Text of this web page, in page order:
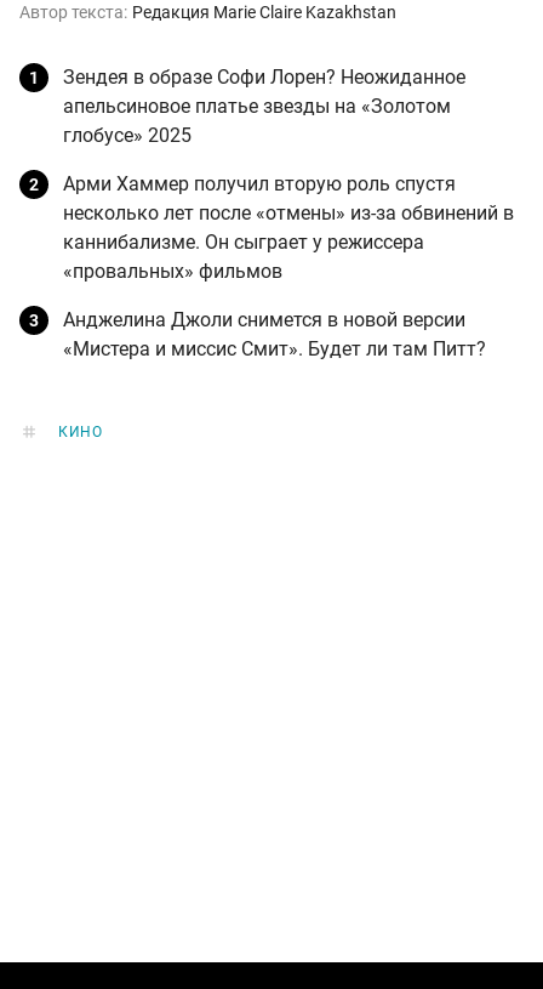
Автор текста: Редакция Marie Claire Kazakhstan
Зендея в образе Софи Лорен? Неожиданное
апельсиновое платье звезды на «Золотом
глобусе» 2025
Арми Хаммер получил вторую роль спустя
несколько лет после «отмены» из-за обвинений в
каннибализме. Он сыграет у режиссера
«провальных» фильмов
Анджелина Джоли снимется в новой версии
«Мистера и миссис Смит». Будет ли там Питт?
КИНО